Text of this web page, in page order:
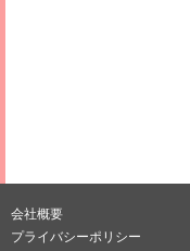
会社概要
プライバシーポリシー